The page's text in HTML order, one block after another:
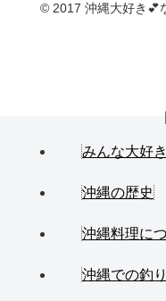
© 2017 沖縄大好き💕
みんな大好
沖縄の歴史
沖縄料理に
沖縄での釣